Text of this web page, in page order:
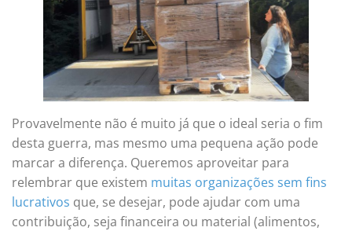
Provavelmente não é muito já que o ideal seria o fim
desta guerra, mas mesmo uma pequena ação pode
marcar a diferença. Queremos aproveitar para
relembrar que existem muitas organizações sem fins
lucrativos que, se desejar, pode ajudar com uma
contribuição, seja financeira ou material (alimentos,